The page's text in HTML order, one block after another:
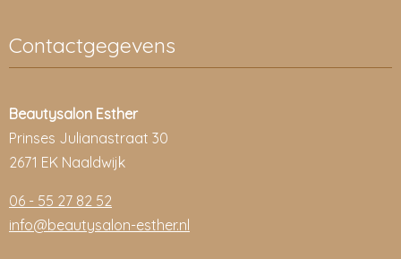
Contactgegevens
Beautysalon Esther
Prinses Julianastraat 30
2671 EK Naaldwijk
06 - 55 27 82 52
info@beautysalon-esther.nl